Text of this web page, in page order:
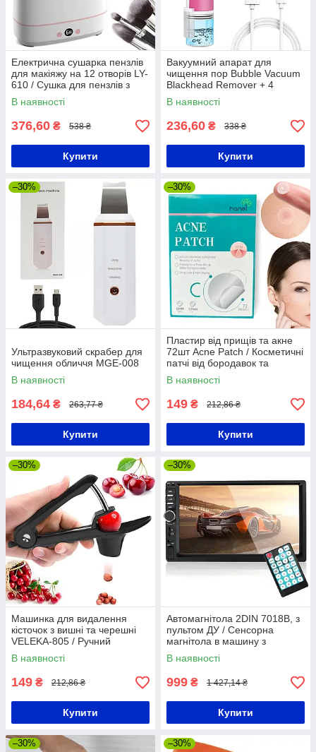
Електрична сушарка пензлів
для макіяжу на 12 отворів LY-
610 / Сушка для пензлів з
контролем температури
В наявності
376,60 ₴ 538 ₴
Купити
Вакуумний апарат для
чищення пор Bubble Vacuum
Blackhead Remover + 4
насадки / Бездротовий
очищувач шкіри
В наявності
236,60 ₴ 338 ₴
Купити
–30%
Ультразвуковий скрабер для
чищення обличчя MGE-008
В наявності
184,64 ₴ 263,77 ₴
Купити
–30%
Пластир від прищів та акне
72шт Acne Patch / Косметичні
патчі від бородавок та
папілом / Пластирі наклейки
В наявності
149 ₴ 212,86 ₴
Купити
–30%
Машинка для видалення
кісточок з вишні та черешні
VELEKA-805 / Ручний
відділювач кісточок з вишень
В наявності
149 ₴ 212,86 ₴
Купити
–30%
Автомагнітола 2DIN 7018B, з
пультом ДУ / Сенсорна
магнітола в машину з
Bluetooth та USB
В наявності
999 ₴ 1 427,14 ₴
Купити
–30% –30%